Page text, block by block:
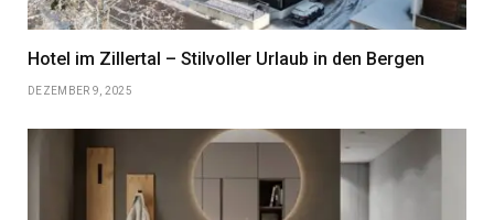
Hotel im Zillertal – Stilvoller Urlaub in den Bergen
DEZEMBER 9, 2025